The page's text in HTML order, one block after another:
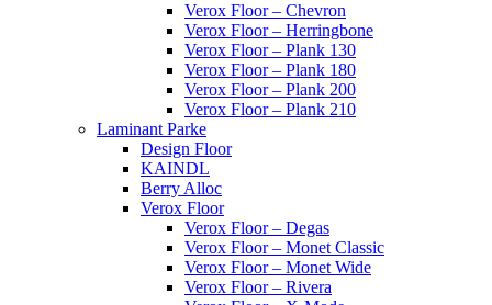
Verox Floor – Chevron
Verox Floor – Herringbone
Verox Floor – Plank 130
Verox Floor – Plank 180
Verox Floor – Plank 200
Verox Floor – Plank 210
Laminant Parke
Design Floor
KAINDL
Berry Alloc
Verox Floor
Verox Floor – Degas
Verox Floor – Monet Classic
Verox Floor – Monet Wide
Verox Floor – Rivera